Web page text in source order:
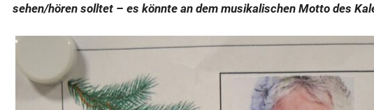
sehen/hören solltet – es könnte an dem musikalischen Motto des